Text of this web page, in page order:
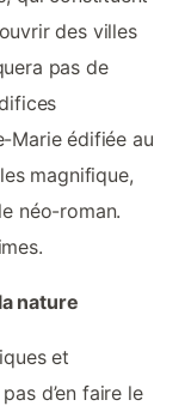
des villes
pas de
Marie édifiée au
magnifique,
néo-roman.
nature
et
d’en faire le